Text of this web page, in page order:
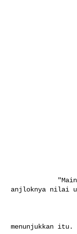
anjloknya nilai
menunjukkan itu.